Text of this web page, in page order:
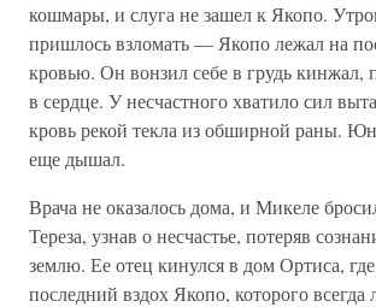
кошмары, и слуга не зашел к Якопо.
пришлось взломать — Якопо лежал на
кровью. Он вонзил себе в грудь кинжал,
в сердце. У несчастного хватило сил
кровь рекой текла из обширной раны.
еще дышал.
Врача не оказалось дома, и Микеле
Тереза, узнав о несчастье, потеряв
землю. Ее отец кинулся в дом Ортиса,
последний вздох Якопо, которого